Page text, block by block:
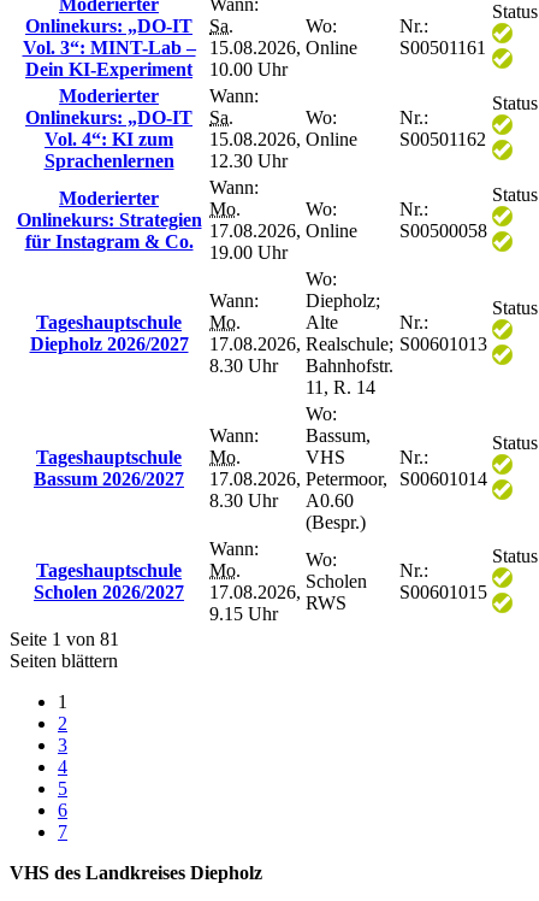
Onlinekurs: „DO-IT
Vol. 3“: MINT-Lab –
Dein KI-Experiment
Sa.
15.08.2026,
10.00 Uhr
Wo:
Online
Nr.:
S00501161
Moderierter
Onlinekurs: „DO-IT
Vol. 4“: KI zum
Sprachenlernen
Wann:
Sa.
15.08.2026,
12.30 Uhr
Wo:
Online
Nr.:
S00501162
Moderierter
Onlinekurs: Strategien
für Instagram & Co.
Wann:
Mo.
17.08.2026,
19.00 Uhr
Wo:
Online
Nr.:
S00500058
Tageshauptschule
Diepholz 2026/2027
Wann:
Mo.
17.08.2026,
8.30 Uhr
Wo:
Diepholz;
Alte
Realschule;
Bahnhofstr.
11, R. 14
Nr.:
S00601013
Tageshauptschule
Bassum 2026/2027
Wann:
Mo.
17.08.2026,
8.30 Uhr
Wo:
Bassum,
VHS
Petermoor,
A0.60
(Bespr.)
Nr.:
S00601014
Tageshauptschule
Scholen 2026/2027
Wann:
Mo.
17.08.2026,
9.15 Uhr
Wo:
Scholen
RWS
Nr.:
S00601015
Seite 1 von 81
Seiten blättern
1
2
3
4
5
6
7
VHS des Landkreises Diepholz